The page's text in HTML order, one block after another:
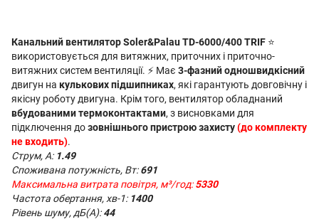
Канальний вентилятор Soler&Palau TD-6000/400 TRIF ⭐
використовується для витяжних, приточних і приточно-
витяжних систем вентиляції. ⚡ Має 3-фазний одношвидкісний
двигун на кулькових підшипниках, які гарантують довговічну і
якісну роботу двигуна. Крім того, вентилятор обладнаний
вбудованими термоконтактами, з висновками для
підключення дозовнішнього пристрою захисту(до комплекту
не входить).
Струм, А: 1.49
Споживана потужність, Вт:691
Максимальна витрата повітря, м³/год:5330
Частота обертання, хв-1: 1400
Рівень шуму, дБ(А):44